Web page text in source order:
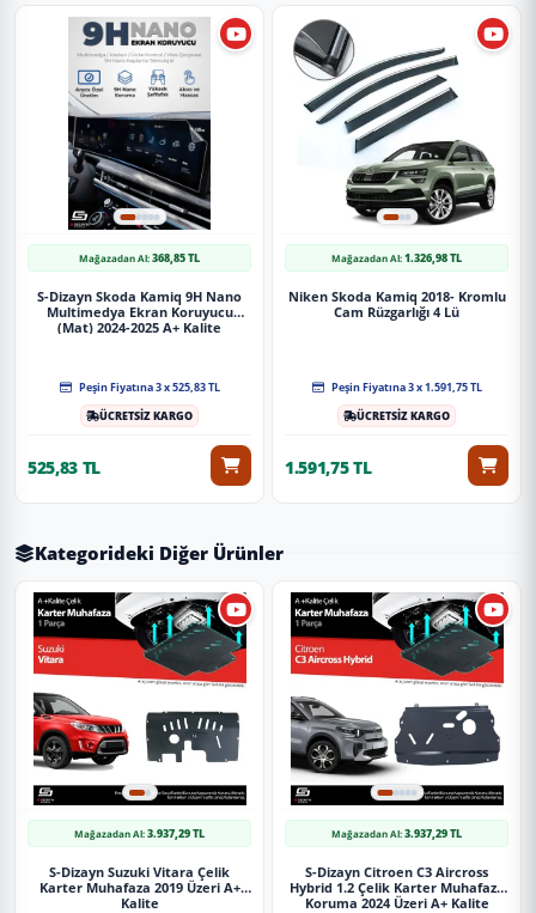
Mağazadan Al:368,85 TL
S-Dizayn Skoda Kamiq 9H Nano
Multimedya Ekran Koruyucu
(Mat) 2024-2025 A+ Kalite
Peşin Fiyatına 3 x 525,83 TL
ÜCRETSİZ KARGO
525,83 TL
Mağazadan Al:1.326,98 TL
Niken Skoda Kamiq 2018- Kromlu
Cam Rüzgarlığı 4 Lü
Peşin Fiyatına 3 x 1.591,75 TL
ÜCRETSİZ KARGO
1.591,75 TL
Kategorideki Diğer Ürünler
Mağazadan Al:3.937,29 TL
S-Dizayn Suzuki Vitara Çelik
Karter Muhafaza 2019 Üzeri A+
Kalite
Mağazadan Al:3.937,29 TL
S-Dizayn Citroen C3 Aircross
Hybrid 1.2 Çelik Karter Muhafaza
Koruma 2024 Üzeri A+ Kalite